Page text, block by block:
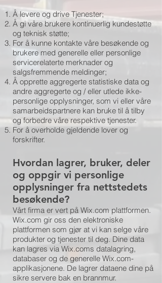
Å levere og drive Tjenester;
Å gi våre brukere kontinuerlig kundestøtte
og teknisk støtte;
For å kunne kontakte våre besøkende og
brukere med generelle eller personlige
servicerelaterte merknader og
salgsfremmende meldinger;
Å opprette aggregerte statistiske data og
andre aggregerte og / eller utlede ikke-
personlige opplysninger, som vi eller våre
samarbeidspartnere kan bruke til å tilby
og forbedre våre respektive tjenester.
For å overholde gjeldende lover og
forskrifter.
Hvordan lagrer, bruker, deler
og oppgir vi personlige
opplysninger fra nettstedets
besøkende?
Vårt firma er vert på Wix.com plattformen.
Wix.com gir oss den elektroniske
plattformen som gjør at vi kan selge våre
produkter og tjenester til deg. Dine data
kan lagres via Wix.coms datalagring,
databaser og de generelle Wix.com-
applikasjonene. De lagrer dataene dine på
sikre servere bak en brannmur.